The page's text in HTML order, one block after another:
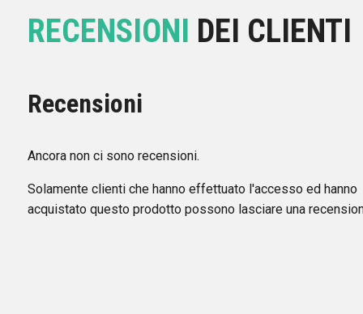
RECENSIONI DEI CLIENTI
Recensioni
Ancora non ci sono recensioni.
Solamente clienti che hanno effettuato l'accesso ed hanno
acquistato questo prodotto possono lasciare una